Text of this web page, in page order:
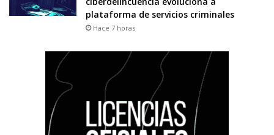
plataforma de servicios criminales
Hace 7 horas